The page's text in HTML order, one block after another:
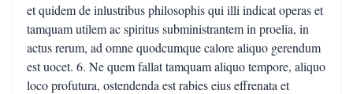
et quidem de inlustribus philosophis qui illi indicat operas et
tamquam utilem ac spiritus subministrantem in proelia, in
actus rerum, ad omne quodcumque calore aliquo gerendum
est uocet. 6. Ne quem fallat tamquam aliquo tempore, aliquo
loco profutura, ostendenda est rabies eius effrenata et